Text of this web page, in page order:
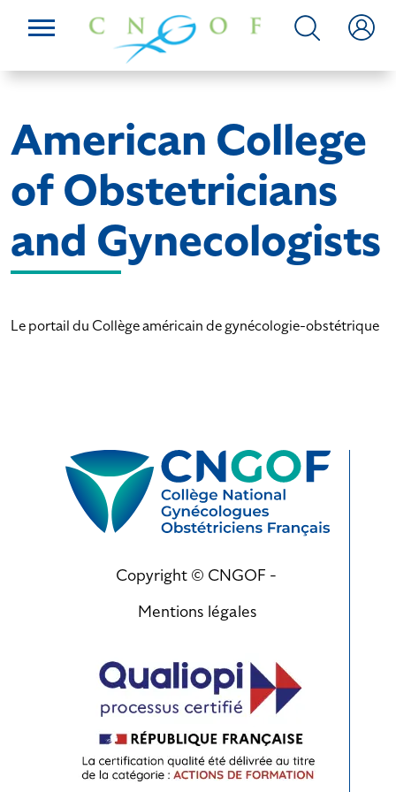
American College
of Obstetricians
and Gynecologists
Le portail du Collège américain de gynécologie-obstétrique
Copyright © CNGOF -
Mentions légales